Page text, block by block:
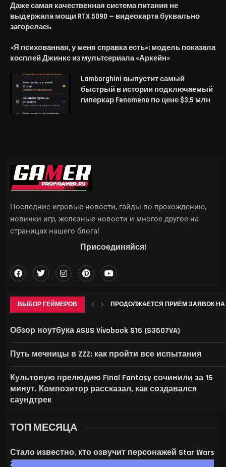
Даже самая качественная система питания не
выдержала мощи RTX 5090 — видеокарта буквально
загорелась
«Я психованная, у меня справка есть»: модель показала
косплей Джинкс из мультсериала «Аркейн»
Lamborghini выпустит самый
быстрый в истории подключаемый
гиперкар Fenomeno по цене $3,5 млн
ВЫБОР ГЕЙМЕРОВ ПРОДОЛЖАЕТСЯ ПРИЁМ ЗАЯВОК НА
Обзор ноутбука ASUS Vivobook S16 (S3607VA)
Путь мечницы в ZZZ: как пройти все испытания
Культовую прелюдию Final Fantasy сочинили за 15
минут. Композитор рассказал, как создавался
саундтрек
Последние игровые новости, гайды по прохождению,
новинки игр, железные новости и многое другое на
страницах нашего блога!
Присоединяйся!
ТОП МЕСЯЦА
Стало известно, кто озвучит персонажей Star Wars
Zero Company